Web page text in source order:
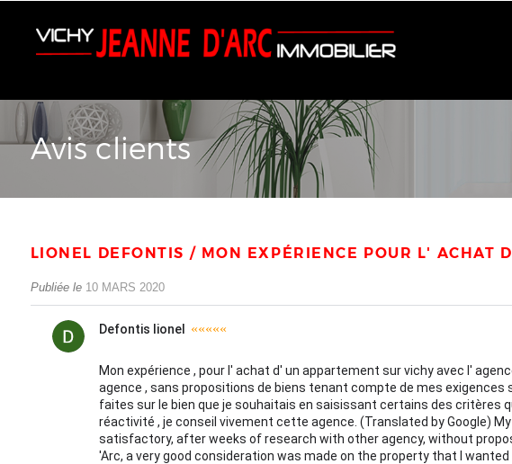
Avis clients
LIONEL DEFONTIS / MON EXPÉRIENCE POUR L' ACHAT
Publiée le 10 MARS 2020
Defontis lionel «««««
Mon expérience , pour l' achat d' un appartement sur vichy avec l'
agence , sans propositions de biens tenant compte de mes exigences
faites sur le bien que je souhaitais en saisissant certains des critères
réactivité , je conseil vivement cette agence. (Translated by Google)
satisfactory, after weeks of research with other agency, without
'Arc, a very good consideration was made on the property that I